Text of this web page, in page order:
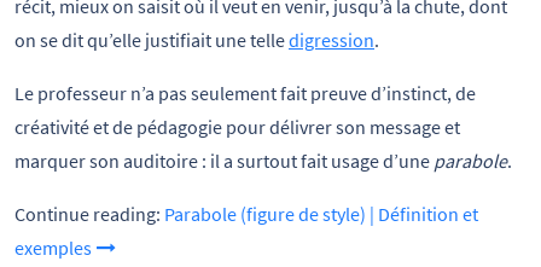
récit, mieux on saisit où il veut en venir, jusqu’à la chute, dont
on se dit qu’elle justifiait une telledigression.
Le professeur n’a pas seulement fait preuve d’instinct, de
créativité et de pédagogie pour délivrer son message et
marquer son auditoire : il a surtout fait usage d’une parabole.
Continue reading: Parabole (figure de style) | Définition et
exemples